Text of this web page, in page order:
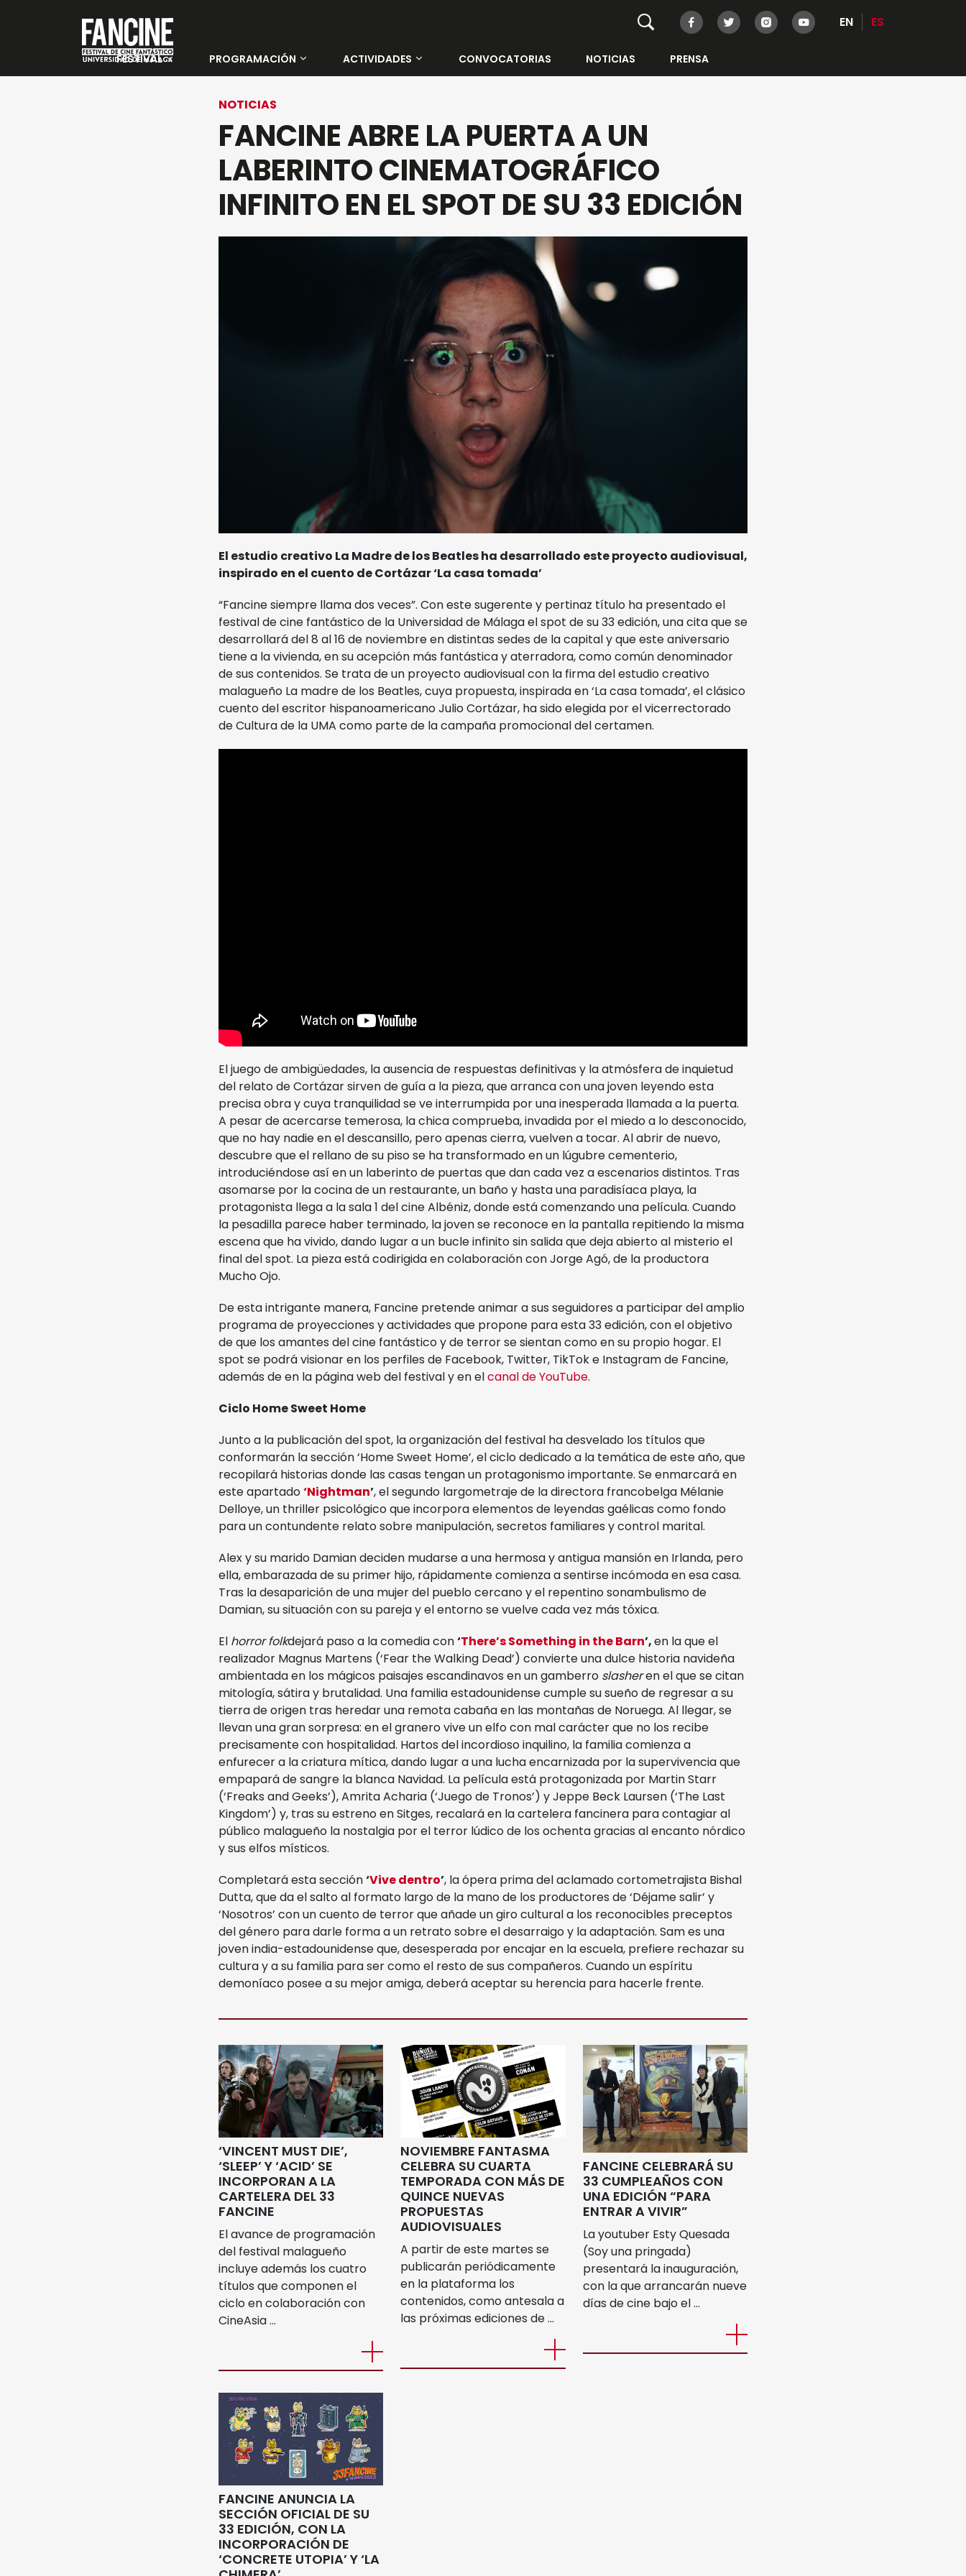
EN ES
FESTIVAL
PALMARÉS 33 FANCINE
PROGRAMACIÓN
Días
ACTIVIDADES
Contenedor Cultural
Rectorado de la UMA
Cine Albéniz
Salón de Actos E.T.S.I.
CONVOCATORIAS NOTICIAS PRENSA
NOTICIAS
FANCINE ABRE LA PUERTA A UN
LABERINTO CINEMATOGRÁFICO
INFINITO EN EL SPOT DE SU 33 EDICIÓN
El estudio creativo La Madre de los Beatles ha desarrollado este proyecto audiovisual,
inspirado en el cuento de Cortázar ‘La casa tomada’
“Fancine siempre llama dos veces”. Con este sugerente y pertinaz título ha presentado el
festival de cine fantástico de la Universidad de Málaga el spot de su 33 edición, una cita que se
desarrollará del 8 al 16 de noviembre en distintas sedes de la capital y que este aniversario
tiene a la vivienda, en su acepción más fantástica y aterradora, como común denominador
de sus contenidos. Se trata de un proyecto audiovisual con la firma del estudio creativo
malagueño La madre de los Beatles, cuya propuesta, inspirada en ‘La casa tomada’, el clásico
cuento del escritor hispanoamericano Julio Cortázar, ha sido elegida por el vicerrectorado
de Cultura de la UMA como parte de la campaña promocional del certamen.
El juego de ambigüedades, la ausencia de respuestas definitivas y la atmósfera de inquietud
del relato de Cortázar sirven de guía a la pieza, que arranca con una joven leyendo esta
precisa obra y cuya tranquilidad se ve interrumpida por una inesperada llamada a la puerta.
A pesar de acercarse temerosa, la chica comprueba, invadida por el miedo a lo desconocido,
que no hay nadie en el descansillo, pero apenas cierra, vuelven a tocar. Al abrir de nuevo,
descubre que el rellano de su piso se ha transformado en un lúgubre cementerio,
introduciéndose así en un laberinto de puertas que dan cada vez a escenarios distintos. Tras
asomarse por la cocina de un restaurante, un baño y hasta una paradisíaca playa, la
protagonista llega a la sala 1 del cine Albéniz, donde está comenzando una película. Cuando
la pesadilla parece haber terminado, la joven se reconoce en la pantalla repitiendo la misma
escena que ha vivido, dando lugar a un bucle infinito sin salida que deja abierto al misterio el
final del spot. La pieza está codirigida en colaboración con Jorge Agó, de la productora
Mucho Ojo.
De esta intrigante manera, Fancine pretende animar a sus seguidores a participar del amplio
programa de proyecciones y actividades que propone para esta 33 edición, con el objetivo
de que los amantes del cine fantástico y de terror se sientan como en su propio hogar. El
spot se podrá visionar en los perfiles de Facebook, Twitter, TikTok e Instagram de Fancine,
además de en la página web del festival y en elcanal de YouTube.
Ciclo Home Sweet Home
Junto a la publicación del spot, la organización del festival ha desvelado los títulos que
conformarán la sección ‘Home Sweet Home’, el ciclo dedicado a la temática de este año, que
recopilará historias donde las casas tengan un protagonismo importante. Se enmarcará en
este apartado‘Nightman’, el segundo largometraje de la directora francobelga Mélanie
Delloye, un thriller psicológico que incorpora elementos de leyendas gaélicas como fondo
para un contundente relato sobre manipulación, secretos familiares y control marital.
Alex y su marido Damian deciden mudarse a una hermosa y antigua mansión en Irlanda, pero
ella, embarazada de su primer hijo, rápidamente comienza a sentirse incómoda en esa casa.
Tras la desaparición de una mujer del pueblo cercano y el repentino sonambulismo de
Damian, su situación con su pareja y el entorno se vuelve cada vez más tóxica.
El horror folkdejará paso a la comedia con‘There’s Something in the Barn’,en la que el
realizador Magnus Martens (‘Fear the Walking Dead’) convierte una dulce historia navideña
ambientada en los mágicos paisajes escandinavos en un gamberro slasheren el que se citan
mitología, sátira y brutalidad. Una familia estadounidense cumple su sueño de regresar a su
tierra de origen tras heredar una remota cabaña en las montañas de Noruega. Al llegar, se
llevan una gran sorpresa: en el granero vive un elfo con mal carácter que no los recibe
precisamente con hospitalidad. Hartos del incordioso inquilino, la familia comienza a
enfurecer a la criatura mítica, dando lugar a una lucha encarnizada por la supervivencia que
empapará de sangre la blanca Navidad. La película está protagonizada por Martin Starr
(‘Freaks and Geeks’), Amrita Acharia (‘Juego de Tronos’) y Jeppe Beck Laursen (‘The Last
Kingdom’) y, tras su estreno en Sitges, recalará en la cartelera fancinera para contagiar al
público malagueño la nostalgia por el terror lúdico de los ochenta gracias al encanto nórdico
y sus elfos místicos.
Completará esta sección‘Vive dentro’, la ópera prima del aclamado cortometrajista Bishal
Dutta, que da el salto al formato largo de la mano de los productores de ‘Déjame salir’ y
‘Nosotros’ con un cuento de terror que añade un giro cultural a los reconocibles preceptos
del género para darle forma a un retrato sobre el desarraigo y la adaptación. Sam es una
joven india-estadounidense que, desesperada por encajar en la escuela, prefiere rechazar su
cultura y a su familia para ser como el resto de sus compañeros. Cuando un espíritu
demoníaco posee a su mejor amiga, deberá aceptar su herencia para hacerle frente.
‘VINCENT MUST DIE’,
‘SLEEP’ Y ‘ACID’ SE
INCORPORAN A LA
CARTELERA DEL 33
FANCINE
El avance de programación
del festival malagueño
incluye además los cuatro
títulos que componen el
ciclo en colaboración con
CineAsia …
NOVIEMBRE FANTASMA
CELEBRA SU CUARTA
TEMPORADA CON MÁS DE
QUINCE NUEVAS
PROPUESTAS
AUDIOVISUALES
A partir de este martes se
publicarán periódicamente
en la plataforma los
contenidos, como antesala a
las próximas ediciones de …
FANCINE CELEBRARÁ SU
33 CUMPLEAÑOS CON
UNA EDICIÓN “PARA
ENTRAR A VIVIR”
La youtuber Esty Quesada
(Soy una pringada)
presentará la inauguración,
con la que arrancarán nueve
días de cine bajo el …
FANCINE ANUNCIA LA
SECCIÓN OFICIAL DE SU
33 EDICIÓN, CON LA
INCORPORACIÓN DE
‘CONCRETE UTOPIA’ Y ‘LA